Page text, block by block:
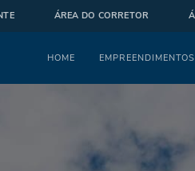
ÁREA DO CORRETOR
Menu
HOME EMPREENDIMENTOS